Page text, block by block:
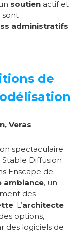
soutien actif et
sont
administratifs
de
Veras
spectaculaire
Diffusion
Enscape de
ambiance, un
des
. L’architecte
options,
des logiciels de